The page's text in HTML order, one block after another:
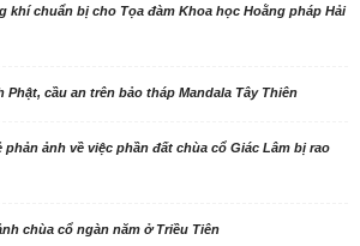
khí chuẩn bị cho Tọa đàm Khoa học Hoằng pháp Hải
Phật, cầu an trên bảo tháp Mandala Tây Thiên
phản ảnh về việc phần đất chùa cổ Giác Lâm bị rao
chùa cổ ngàn năm ở Triều Tiên